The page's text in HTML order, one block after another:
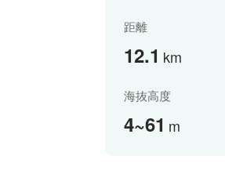
距離
12.1 km
海抜高度
4~61 m